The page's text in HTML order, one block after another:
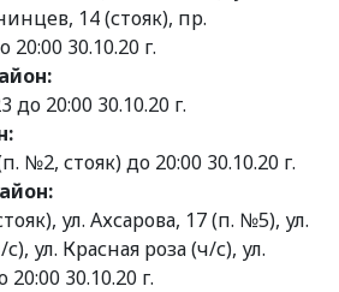
14 (стояк), пр.
30.10.20 г.
20:00 30.10.20 г.
№2, стояк) до 20:00 30.10.20 г.
ул. Ахсарова, 17 (п. №5), ул.
ул. Красная роза (ч/с), ул.
30.10.20 г.